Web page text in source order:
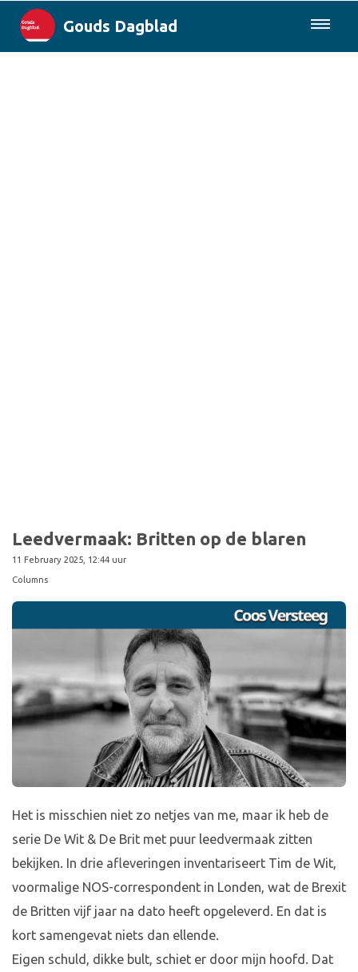
Gouds Dagblad
Leedvermaak: Britten op de blaren
11 February 2025, 12:44 uur
Columns
Het is misschien niet zo netjes van me, maar ik heb de
serie De Wit & De Brit met puur leedvermaak zitten
bekijken. In drie afleveringen inventariseert Tim de Wit,
voormalige NOS-correspondent in Londen, wat de Brexit
de Britten vijf jaar na dato heeft opgeleverd. En dat is
kort samengevat niets dan ellende.
Eigen schuld, dikke bult, schiet er door mijn hoofd. Dat